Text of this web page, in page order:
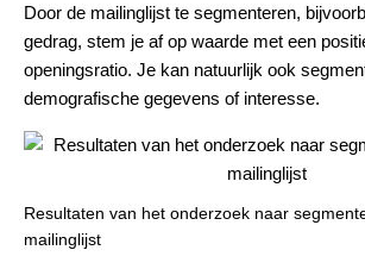
Door de mailinglijst te segmenteren,
gedrag, stem je af op waarde met een
openingsratio. Je kan natuurlijk ook
demografische gegevens of interesse.
Resultaten van het onderzoek naar
mailinglijst